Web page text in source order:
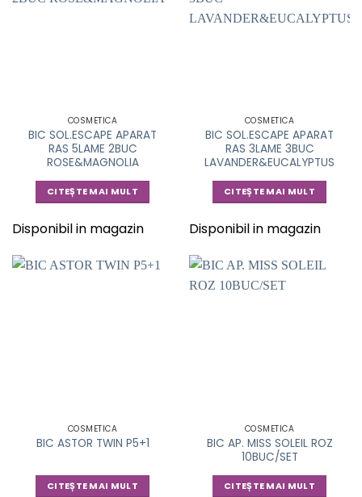
COSMETICA
BIC SOL.ESCAPE APARAT
RAS 5LAME 2BUC
ROSE&MAGNOLIA
CITEȘTE MAI MULT
Disponibil in magazin
COSMETICA
BIC SOL.ESCAPE APARAT
RAS 3LAME 3BUC
LAVANDER&EUCALYPTUS
CITEȘTE MAI MULT
Disponibil in magazin
COSMETICA
BIC ASTOR TWIN P5+1
CITEȘTE MAI MULT
COSMETICA
BIC AP. MISS SOLEIL ROZ
10BUC/SET
CITEȘTE MAI MULT